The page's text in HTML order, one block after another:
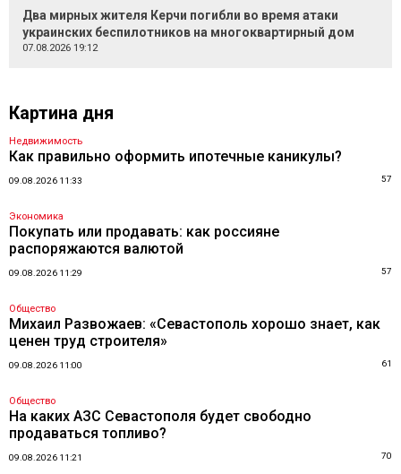
Два мирных жителя Керчи погибли во время атаки
украинских беспилотников на многоквартирный дом
07.08.2026 19:12
Картина дня
Недвижимость
Как правильно оформить ипотечные каникулы?
09.08.2026 11:33 57
Экономика
Покупать или продавать: как россияне
распоряжаются валютой
09.08.2026 11:29 57
Общество
Михаил Развожаев: «Севастополь хорошо знает, как
ценен труд строителя»
09.08.2026 11:00 61
Общество
На каких АЗС Севастополя будет свободно
продаваться топливо?
09.08.2026 11:21 70